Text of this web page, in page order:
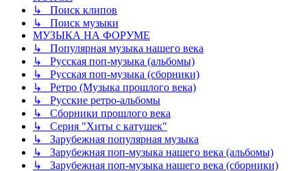
↳ Поиск клипов
↳ Поиск музыки
МУЗЫКА НА ФОРУМЕ
↳ Популярная музыка нашего века
↳ Русская поп-музыка (альбомы)
↳ Русская поп-музыка (сборники)
↳ Ретро (Музыка прошлого века)
↳ Русские ретро-альбомы
↳ Сборники прошлого века
↳ Серия "Хиты с катушек"
↳ Зарубежная популярная музыка
↳ Зарубежная поп-музыка нашего века (альбомы)
↳ Зарубежная поп-музыка нашего века (сборники)